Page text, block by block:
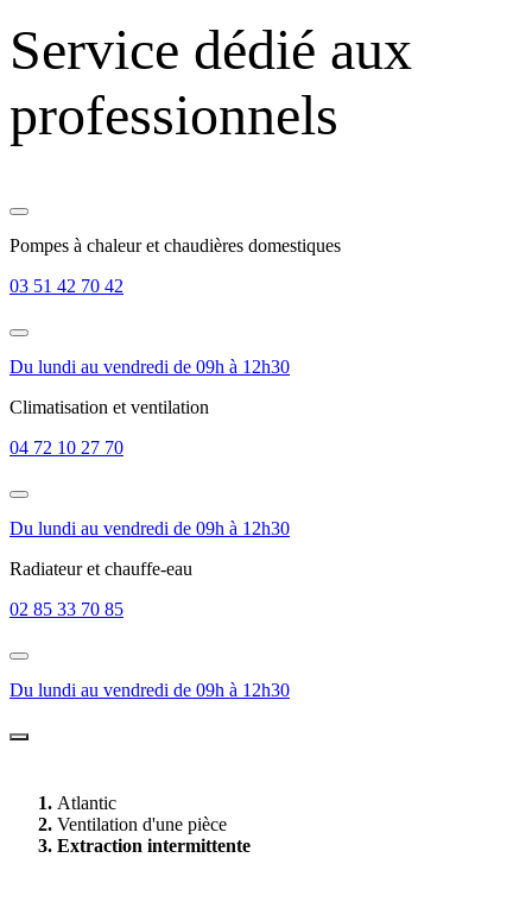
Service dédié aux
professionnels
Pompes à chaleur et chaudières domestiques
03 51 42 70 42
Du lundi au vendredi de 09h à 12h30
Climatisation et ventilation
04 72 10 27 70
Du lundi au vendredi de 09h à 12h30
Radiateur et chauffe-eau
02 85 33 70 85
Du lundi au vendredi de 09h à 12h30
Atlantic
Ventilation d'une pièce
Extraction intermittente